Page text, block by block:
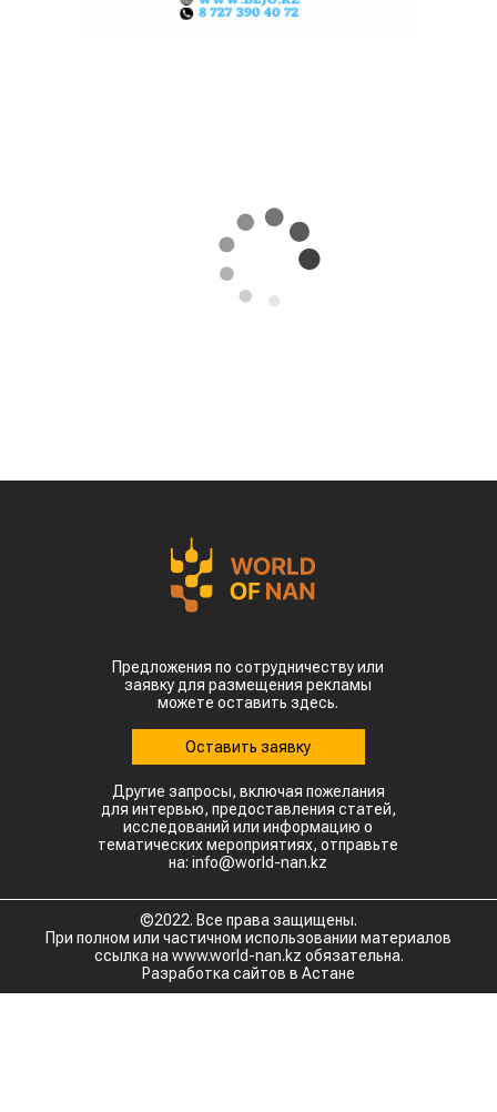
Предложения по сотрудничеству или
заявку для размещения рекламы
можете оставить здесь.
Оставить заявку
Другие запросы, включая пожелания
для интервью, предоставления статей,
исследований или информацию о
тематических мероприятиях, отправьте
на: info@world-nan.kz
©2022. Все права защищены.
При полном или частичном использовании материалов
ссылка на www.world-nan.kz обязательна.
Разработка сайтов в Астане